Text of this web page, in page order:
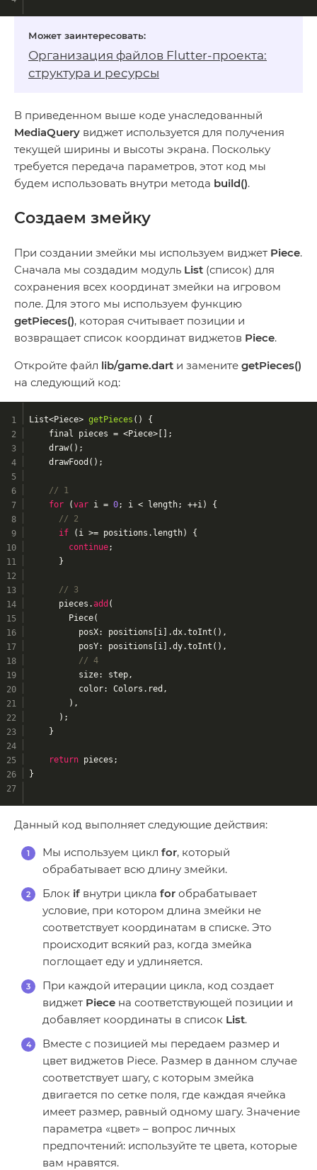
Организация файлов Flutter‑проекта:
структура и ресурсы
В приведенном выше коде унаследованный
MediaQuery виджет используется для получения
текущей ширины и высоты экрана. Поскольку
требуется передача параметров, этот код мы
будем использовать внутри метода build().
Создаем змейку
При создании змейки мы используем виджет Piece.
Сначала мы создадим модуль List (список) для
сохранения всех координат змейки на игровом
поле. Для этого мы используем функцию
getPieces(), которая считывает позиции и
возвращает список координат виджетов Piece.
Откройте файл lib/game.dart и замените getPieces()
на следующий код:
List<Piece> getPieces ( ) {
    final pieces = <Piece>[];
    draw();
    drawFood();
// 1
for (var i = 0; i < length; ++i) {
// 2
if (i >= positions.length) {
continue;
      }
// 3
      pieces.
add (
        Piece(
          posX: positions[i].dx.toInt(),
          posY: positions[i].dy.toInt(),
// 4
          size: step,
          color: Colors.red,
        ),
      );
    }
return pieces;
}
Данный код выполняет следующие действия:
Мы используем цикл for, который
обрабатывает всю длину змейки.
Блок if внутри цикла for обрабатывает
условие, при котором длина змейки не
соответствует координатам в списке. Это
происходит всякий раз, когда змейка
поглощает еду и удлиняется.
При каждой итерации цикла, код создает
виджет Piece на соответствующей позиции и
добавляет координаты в список List.
Вместе с позицией мы передаем размер и
цвет виджетов Piece. Размер в данном случае
соответствует шагу, с которым змейка
двигается по сетке поля, где каждая ячейка
имеет размер, равный одному шагу. Значение
параметра «цвет» – вопрос личных
предпочтений: используйте те цвета, которые
вам нравятся.